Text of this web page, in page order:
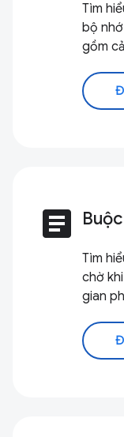
Tìm
bộ
gồm
article
Tìm
chờ
gian